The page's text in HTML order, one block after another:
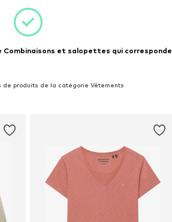
Combinaisons et salopettes qui
de produits de la catégorie Vêtements